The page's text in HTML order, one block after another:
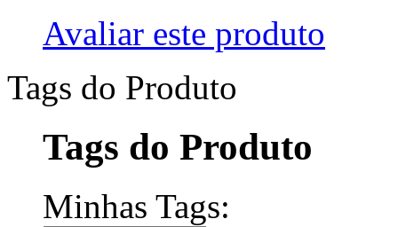
Avaliar este produto
Tags do Produto
Tags do Produto
Minhas Tags: